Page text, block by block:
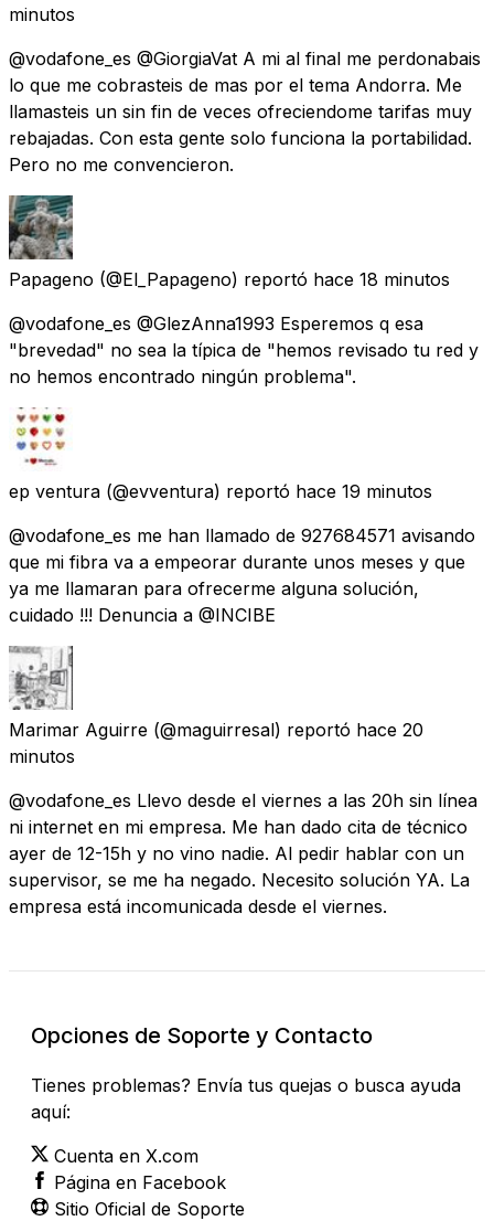
minutos
@vodafone_es @GiorgiaVat A mi al final me perdonabais
lo que me cobrasteis de mas por el tema Andorra. Me
llamasteis un sin fin de veces ofreciendome tarifas muy
rebajadas. Con esta gente solo funciona la portabilidad.
Pero no me convencieron.
Papageno (@El_Papageno) reportó hace 18 minutos
@vodafone_es @GlezAnna1993 Esperemos q esa
"brevedad" no sea la típica de "hemos revisado tu red y
no hemos encontrado ningún problema".
ep ventura (@evventura) reportó hace 19 minutos
@vodafone_es me han llamado de 927684571 avisando
que mi fibra va a empeorar durante unos meses y que
ya me llamaran para ofrecerme alguna solución,
cuidado !!! Denuncia a @INCIBE
Marimar Aguirre (@maguirresal) reportó hace 20
minutos
@vodafone_es Llevo desde el viernes a las 20h sin línea
ni internet en mi empresa. Me han dado cita de técnico
ayer de 12-15h y no vino nadie. Al pedir hablar con un
supervisor, se me ha negado. Necesito solución YA. La
empresa está incomunicada desde el viernes.
Opciones de Soporte y Contacto
Tienes problemas? Envía tus quejas o busca ayuda
aquí:
Cuenta en X.com
Página en Facebook
Sitio Oficial de Soporte